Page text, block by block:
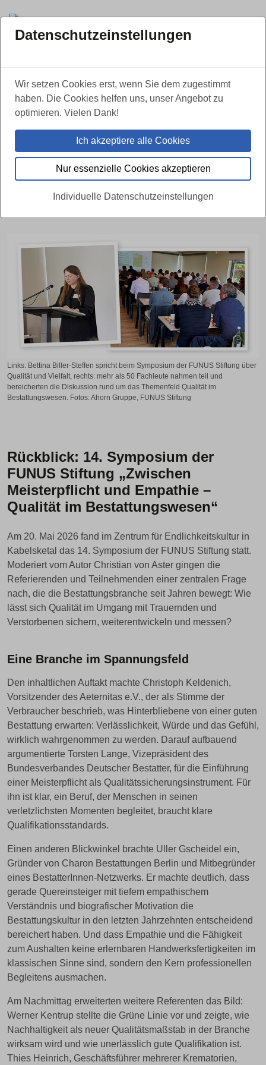
Gute Abschiede brauchen mehr als
Standards: Die Ahorn Gruppe steht
für Qualität durch Vielfalt
Links: Bettina Biller-Steffen spricht beim Symposium der FUNUS Stiftung über
Qualität und Vielfalt, rechts: mehr als 50 Fachleute nahmen teil und
bereicherten die Diskussion rund um das Themenfeld Qualität im
Bestattungswesen. Fotos: Ahorn Gruppe, FUNUS Stiftung
Rückblick: 14. Symposium der
FUNUS Stiftung „Zwischen
Meisterpflicht und Empathie –
Qualität im Bestattungswesen“
Am 20. Mai 2026 fand im Zentrum für Endlichkeitskultur in
Kabelsketal das 14. Symposium der FUNUS Stiftung statt.
Moderiert vom Autor Christian von Aster gingen die
Referierenden und Teilnehmenden einer zentralen Frage
nach, die die Bestattungsbranche seit Jahren bewegt: Wie
lässt sich Qualität im Umgang mit Trauernden und
Verstorbenen sichern, weiterentwickeln und messen?
Eine Branche im Spannungsfeld
Den inhaltlichen Auftakt machte Christoph Keldenich,
Vorsitzender des Aeternitas e.V., der als Stimme der
Verbraucher beschrieb, was Hinterbliebene von einer guten
Bestattung erwarten: Verlässlichkeit, Würde und das Gefühl,
wirklich wahrgenommen zu werden. Darauf aufbauend
argumentierte Torsten Lange, Vizepräsident des
Bundesverbandes Deutscher Bestatter, für die Einführung
einer Meisterpflicht als Qualitätssicherungsinstrument. Für
ihn ist klar, ein Beruf, der Menschen in seinen
verletzlichsten Momenten begleitet, braucht klare
Qualifikationsstandards.
Einen anderen Blickwinkel brachte Uller Gscheidel ein,
Gründer von Charon Bestattungen Berlin und Mitbegründer
eines BestatterInnen-Netzwerks. Er machte deutlich, dass
gerade Quereinsteiger mit tiefem empathischem
Verständnis und biografischer Motivation die
Bestattungskultur in den letzten Jahrzehnten entscheidend
bereichert haben. Und dass Empathie und die Fähigkeit
zum Aushalten keine erlernbaren Handwerksfertigkeiten im
klassischen Sinne sind, sondern den Kern professionellen
Begleitens ausmachen.
Am Nachmittag erweiterten weitere Referenten das Bild:
Werner Kentrup stellte die Grüne Linie vor und zeigte, wie
Nachhaltigkeit als neuer Qualitätsmaßstab in der Branche
wirksam wird und wie unerlässlich gute Qualifikation ist.
Thies Heinrich, Geschäftsführer mehrerer Krematorien,
Datenschutzeinstellungen
Wir setzen Cookies erst, wenn Sie dem zugestimmt
haben. Die Cookies helfen uns, unser Angebot zu
optimieren. Vielen Dank!
Ich akzeptiere alle Cookies
Nur essenzielle Cookies akzeptieren
Individuelle Datenschutzeinstellungen